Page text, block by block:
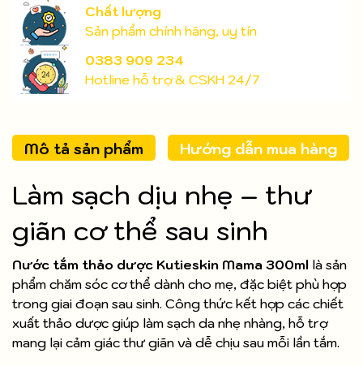
Chất lượng
Sản phẩm chính hãng, uy tín
0383 909 234
Hotline hỗ trợ & CSKH 24/7
Mô tả sản phẩm Hướng dẫn mua hàng
Làm sạch dịu nhẹ – thư
giãn cơ thể sau sinh
Nước tắm thảo dược Kutieskin Mama 300ml là sản
phẩm chăm sóc cơ thể dành cho mẹ, đặc biệt phù hợp
trong giai đoạn sau sinh. Công thức kết hợp các chiết
xuất thảo dược giúp làm sạch da nhẹ nhàng, hỗ trợ
mang lại cảm giác thư giãn và dễ chịu sau mỗi lần tắm.